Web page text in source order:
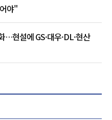
야"
현설에 GS·대우·DL·현산